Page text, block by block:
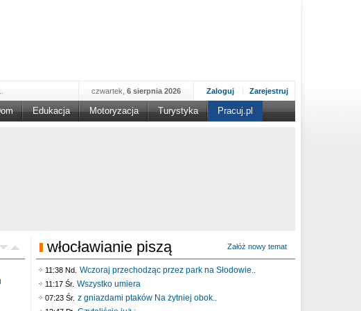
–
Zaloguj Zarejestruj
czwartek, 6 sierpnia 2026
Edukacja Motoryzacja Turystyka Pracuj.pl
włocławianie piszą Załóż nowy temat
11:38 Nd. Wczoraj przechodząc przez park na Słodowie..
11:17 Śr. Wszystko umiera
07:23 Śr. z gniazdami ptaków Na żytniej obok..